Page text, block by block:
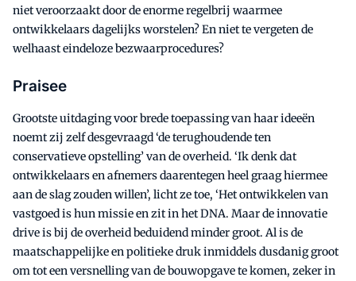
niet veroorzaakt door de enorme regelbrij waarmee
ontwikkelaars dagelijks worstelen? En niet te vergeten de
welhaast eindeloze bezwaarprocedures?
Praisee
Grootste uitdaging voor brede toepassing van haar ideeën
noemt zij zelf desgevraagd ‘de terughoudende ten
conservatieve opstelling’ van de overheid. ‘Ik denk dat
ontwikkelaars en afnemers daarentegen heel graag hiermee
aan de slag zouden willen’, licht ze toe, ‘Het ontwikkelen van
vastgoed is hun missie en zit in het DNA. Maar de innovatie
drive is bij de overheid beduidend minder groot. Al is de
maatschappelijke en politieke druk inmiddels dusdanig groot
om tot een versnelling van de bouwopgave te komen, zeker in